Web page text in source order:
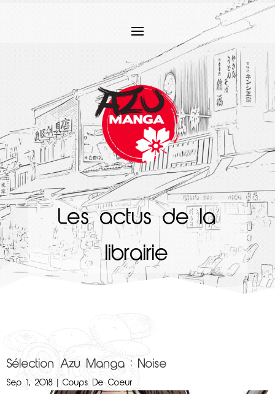
Les actus de la
librairie
Sélection Azu Manga : Noise
Sep 1, 2018 |Coups De Coeur